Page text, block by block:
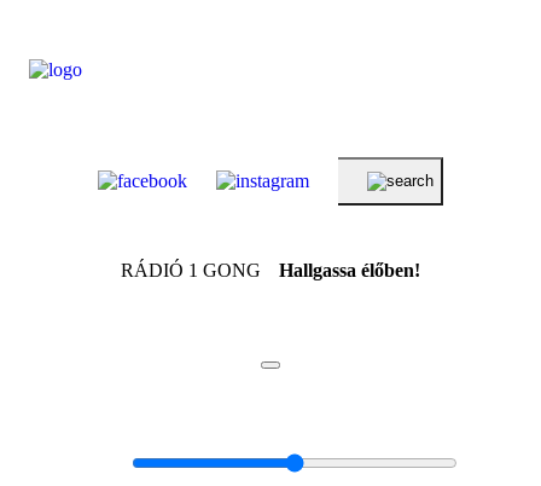
RÁDIÓ 1 GONG Hallgassa élőben!